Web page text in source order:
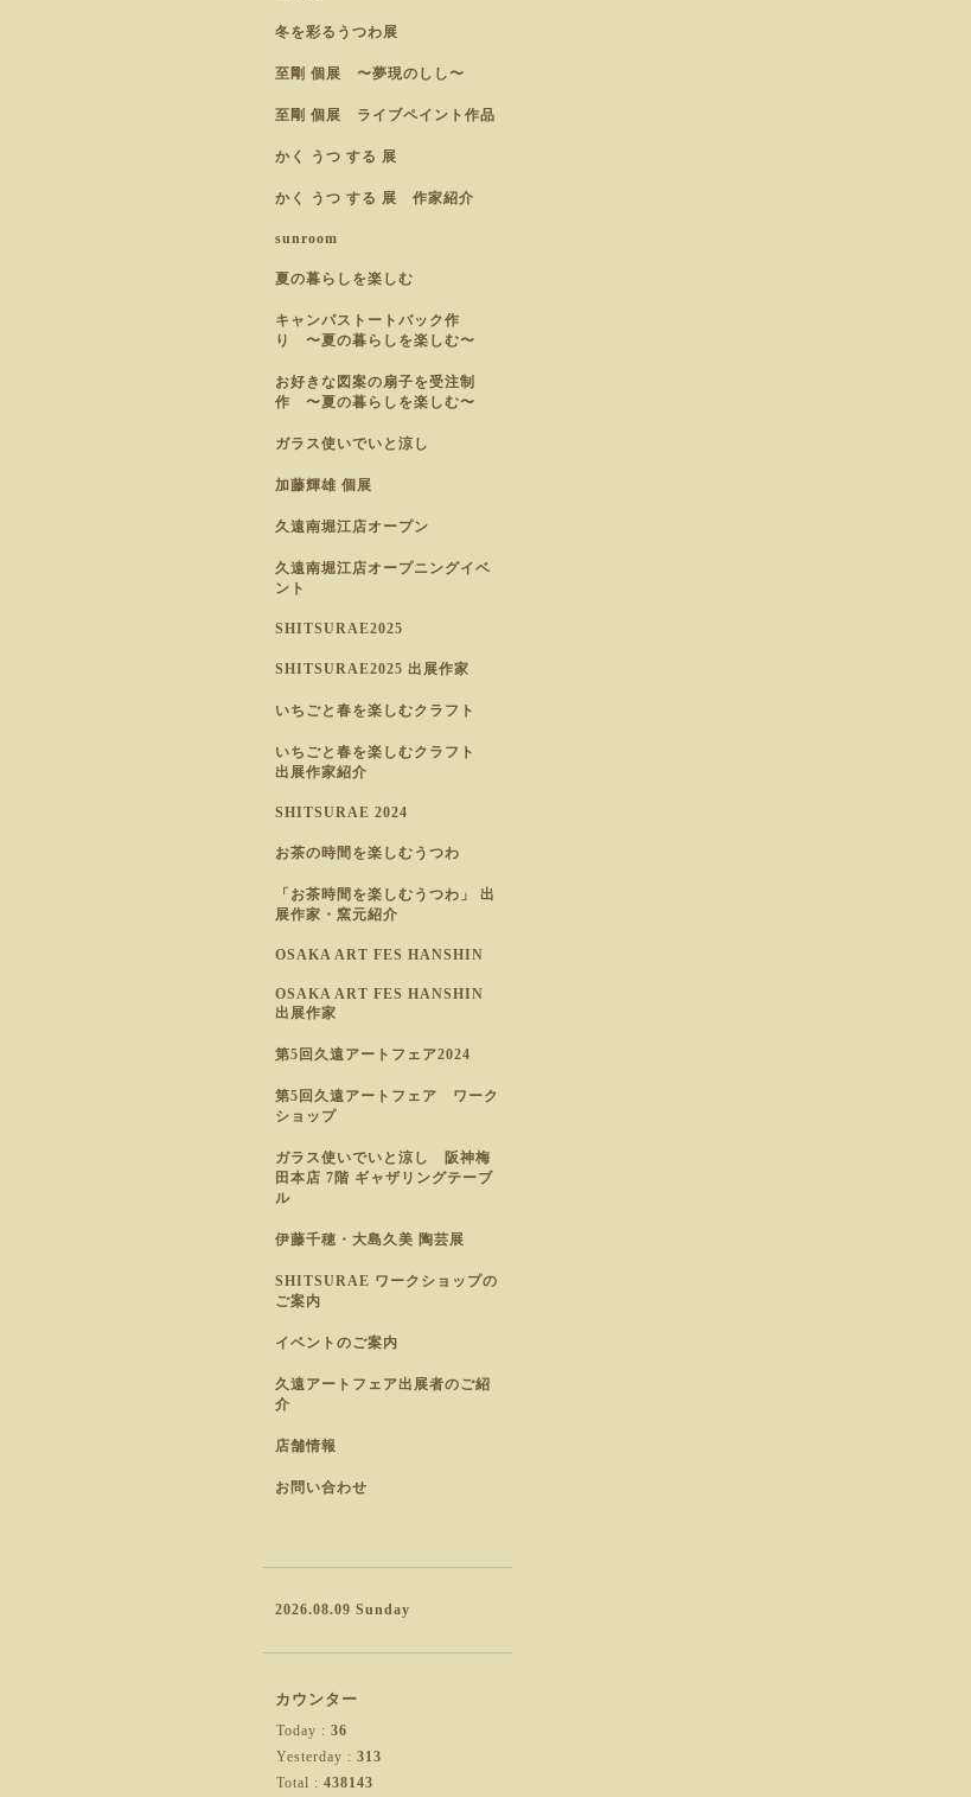
冬を彩るうつわ展
至剛 個展 〜夢現のしし〜
至剛 個展 ライブペイント作品
かく うつ する 展
かく うつ する 展 作家紹介
sunroom
夏の暮らしを楽しむ
キャンパストートバック作
り 〜夏の暮らしを楽しむ〜
お好きな図案の扇子を受注制
作 〜夏の暮らしを楽しむ〜
ガラス使いでいと涼し
加藤輝雄 個展
久遠南堀江店オープン
久遠南堀江店オープニングイベ
ント
SHITSURAE2025
SHITSURAE2025 出展作家
いちごと春を楽しむクラフト
いちごと春を楽しむクラフト
出展作家紹介
SHITSURAE 2024
お茶の時間を楽しむうつわ
「お茶時間を楽しむうつわ」 出
展作家・窯元紹介
OSAKA ART FES HANSHIN
OSAKA ART FES HANSHIN
出展作家
第5回久遠アートフェア2024
第5回久遠アートフェア ワーク
ショップ
ガラス使いでいと涼し 阪神梅
田本店 7階 ギャザリングテーブ
ル
伊藤千穂・大島久美 陶芸展
SHITSURAE ワークショップの
ご案内
イベントのご案内
久遠アートフェア出展者のご紹
介
店舗情報
お問い合わせ
2026.08.09 Sunday
カウンター
Today : 36
Yesterday : 313
Total : 438143